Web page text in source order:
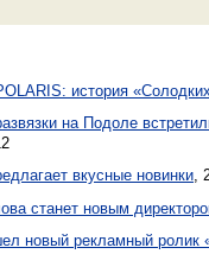
история
на Подоле
вкусные новинки,
станет новым
новый рекламный ролик